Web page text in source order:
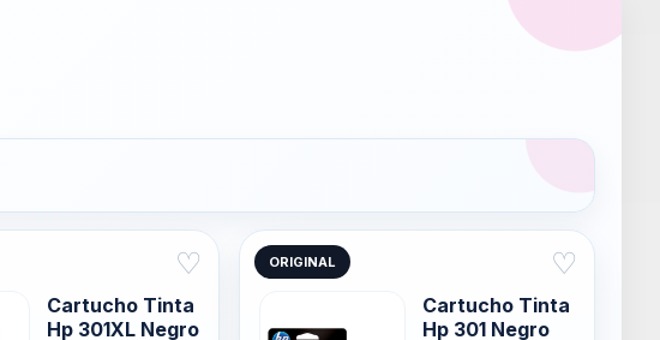
♡
Cartucho Tinta
Hp 301XL Negro
ORIGINAL ♡
Cartucho Tinta
Hp 301 Negro